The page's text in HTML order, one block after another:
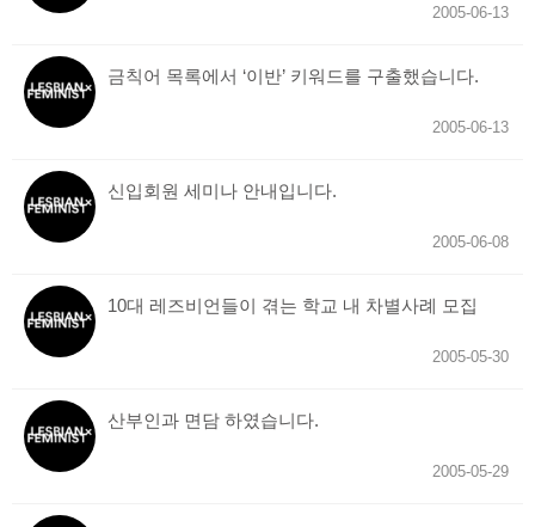
2005-06-13
금칙어 목록에서 ‘이반’ 키워드를 구출했습니다.
2005-06-13
신입회원 세미나 안내입니다.
2005-06-08
10대 레즈비언들이 겪는 학교 내 차별사례 모집
2005-05-30
산부인과 면담 하였습니다.
2005-05-29